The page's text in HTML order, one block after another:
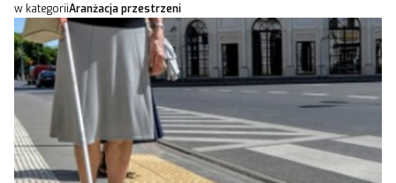
w kategoriiAranżacja przestrzeni